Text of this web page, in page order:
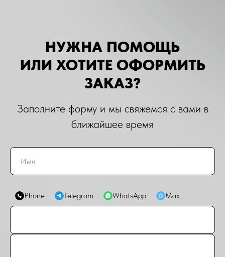
НУЖНА ПОМОЩЬ
ИЛИ ХОТИТЕ ОФОРМИТЬ
ЗАКАЗ?
Заполните форму и мы свяжемся с вами в
ближайшее время
Phone Telegram WhatsApp Max